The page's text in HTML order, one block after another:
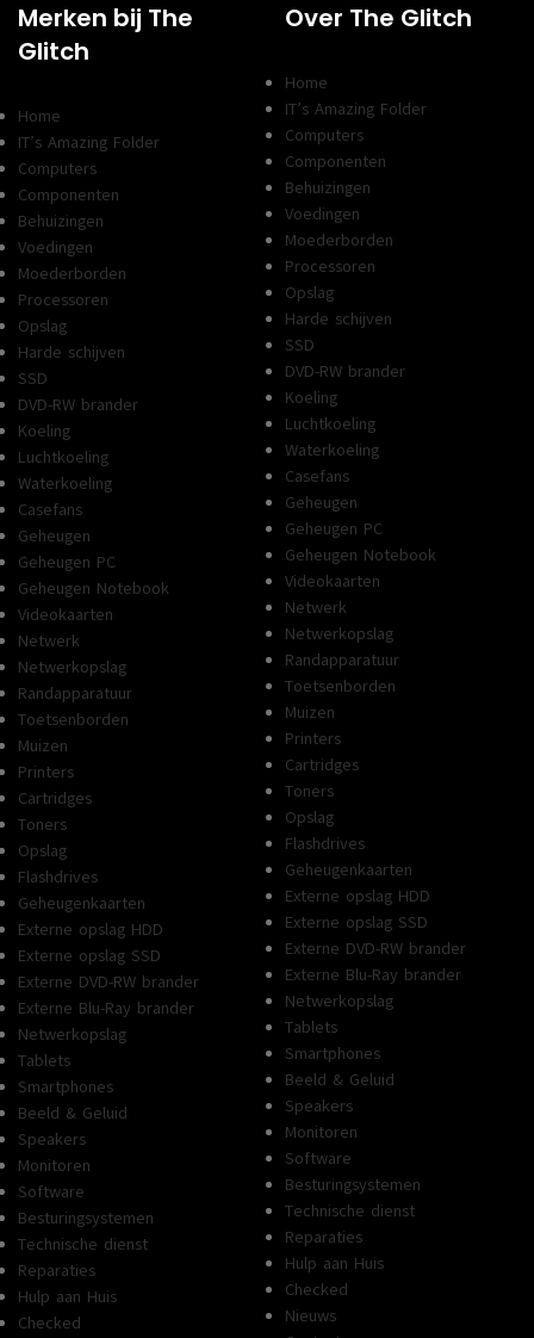
Merken bij The
Glitch
Home
IT’s Amazing Folder
Computers
Componenten
Behuizingen
Voedingen
Moederborden
Processoren
Opslag
Harde schijven
SSD
DVD-RW brander
Koeling
Luchtkoeling
Waterkoeling
Casefans
Geheugen
Geheugen PC
Geheugen Notebook
Videokaarten
Netwerk
Netwerkopslag
Randapparatuur
Toetsenborden
Muizen
Printers
Cartridges
Toners
Opslag
Flashdrives
Geheugenkaarten
Externe opslag HDD
Externe opslag SSD
Externe DVD-RW brander
Externe Blu-Ray brander
Netwerkopslag
Tablets
Smartphones
Beeld & Geluid
Speakers
Monitoren
Software
Besturingsystemen
Technische dienst
Reparaties
Hulp aan Huis
Checked
Over The Glitch
Home
IT’s Amazing Folder
Computers
Componenten
Behuizingen
Voedingen
Moederborden
Processoren
Opslag
Harde schijven
SSD
DVD-RW brander
Koeling
Luchtkoeling
Waterkoeling
Casefans
Geheugen
Geheugen PC
Geheugen Notebook
Videokaarten
Netwerk
Netwerkopslag
Randapparatuur
Toetsenborden
Muizen
Printers
Cartridges
Toners
Opslag
Flashdrives
Geheugenkaarten
Externe opslag HDD
Externe opslag SSD
Externe DVD-RW brander
Externe Blu-Ray brander
Netwerkopslag
Tablets
Smartphones
Beeld & Geluid
Speakers
Monitoren
Software
Besturingsystemen
Technische dienst
Reparaties
Hulp aan Huis
Checked
Nieuws